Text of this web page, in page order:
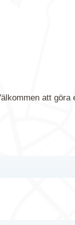
att göra